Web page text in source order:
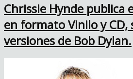
Chrissie Hynde publica
en formato Vinilo y CD,
versiones de Bob Dylan.